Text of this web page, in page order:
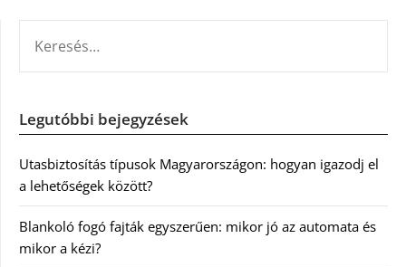
Legutóbbi bejegyzések
Utasbiztosítás típusok Magyarországon: hogyan igazodj el
a lehetőségek között?
Blankoló fogó fajták egyszerűen: mikor jó az automata és
mikor a kézi?